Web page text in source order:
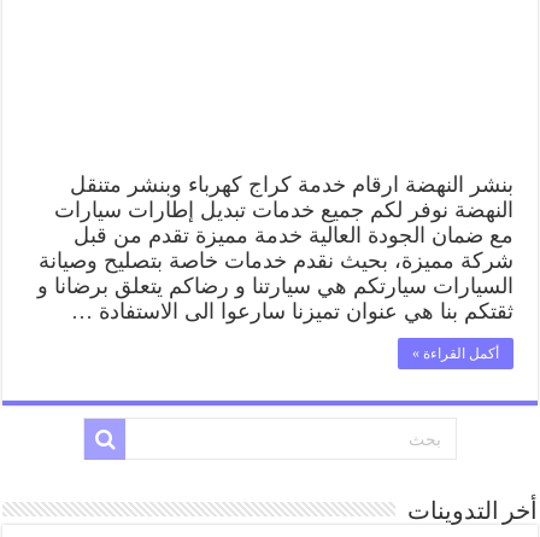
بنشر النهضة ارقام خدمة كراج كهرباء وبنشر متنقل
النهضة نوفر لكم جميع خدمات تبديل إطارات سيارات
مع ضمان الجودة العالية خدمة مميزة تقدم من قبل
شركة مميزة، بحيث نقدم خدمات خاصة بتصليح وصيانة
السيارات سيارتكم هي سيارتنا و رضاكم يتعلق برضانا و
ثقتكم بنا هي عنوان تميزنا سارعوا الى الاستفادة …
أكمل القراءة »
أخر التدوينات